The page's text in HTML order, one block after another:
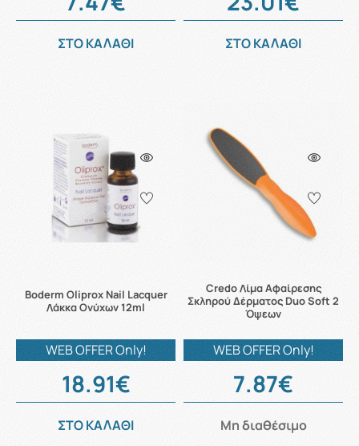
ΣΤΟ ΚΑΛΑΘΙ ΣΤΟ ΚΑΛΑΘΙ
Boderm Oliprox Nail Lacquer
Λάκκα Ονύχων 12ml
WEB OFFER Only!
18.91€
ΣΤΟ ΚΑΛΑΘΙ
Credo Λίμα Αφαίρεσης
Σκληρού Δέρματος Duo Soft 2
Όψεων
WEB OFFER Only!
7.87€
Μη διαθέσιμο